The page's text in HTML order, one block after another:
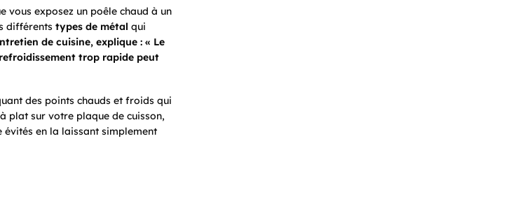
vous exposez un poêle chaud à un
différents types de métal qui
de cuisine, explique : « Le
trop rapide peut
des points chauds et froids qui
plat sur votre plaque de cuisson,
en la laissant simplement